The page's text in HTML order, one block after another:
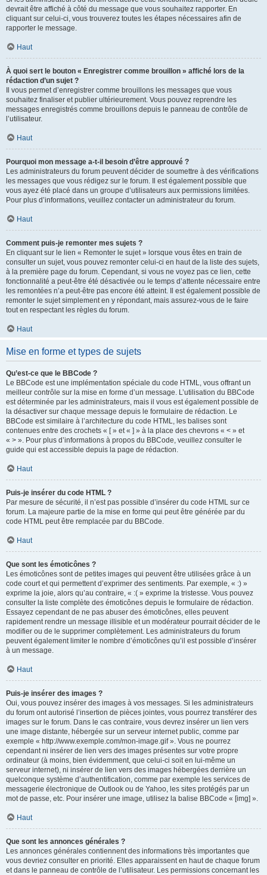
devrait être affiché à côté du message que vous souhaitez rapporter. En
cliquant sur celui-ci, vous trouverez toutes les étapes nécessaires afin de
rapporter le message.
Haut
À quoi sert le bouton « Enregistrer comme brouillon » affiché lors de la
rédaction d’un sujet ?
Il vous permet d’enregistrer comme brouillons les messages que vous
souhaitez finaliser et publier ultérieurement. Vous pouvez reprendre les
messages enregistrés comme brouillons depuis le panneau de contrôle de
l’utilisateur.
Haut
Pourquoi mon message a-t-il besoin d’être approuvé ?
Les administrateurs du forum peuvent décider de soumettre à des vérifications
les messages que vous rédigez sur le forum. Il est également possible que
vous ayez été placé dans un groupe d’utilisateurs aux permissions limitées.
Pour plus d’informations, veuillez contacter un administrateur du forum.
Haut
Comment puis-je remonter mes sujets ?
En cliquant sur le lien « Remonter le sujet » lorsque vous êtes en train de
consulter un sujet, vous pouvez remonter celui-ci en haut de la liste des sujets,
à la première page du forum. Cependant, si vous ne voyez pas ce lien, cette
fonctionnalité a peut-être été désactivée ou le temps d’attente nécessaire entre
les remontées n’a peut-être pas encore été atteint. Il est également possible de
remonter le sujet simplement en y répondant, mais assurez-vous de le faire
tout en respectant les règles du forum.
Haut
Mise en forme et types de sujets
Qu’est-ce que le BBCode ?
Le BBCode est une implémentation spéciale du code HTML, vous offrant un
meilleur contrôle sur la mise en forme d’un message. L’utilisation du BBCode
est déterminée par les administrateurs, mais il vous est également possible de
la désactiver sur chaque message depuis le formulaire de rédaction. Le
BBCode est similaire à l’architecture du code HTML, les balises sont
contenues entre des crochets « [ » et « ] » à la place des chevrons « < » et
« > ». Pour plus d’informations à propos du BBCode, veuillez consulter le
guide qui est accessible depuis la page de rédaction.
Haut
Puis-je insérer du code HTML ?
Par mesure de sécurité, il n’est pas possible d’insérer du code HTML sur ce
forum. La majeure partie de la mise en forme qui peut être générée par du
code HTML peut être remplacée par du BBCode.
Haut
Que sont les émoticônes ?
Les émoticônes sont de petites images qui peuvent être utilisées grâce à un
code court et qui permettent d’exprimer des sentiments. Par exemple, « :) »
exprime la joie, alors qu’au contraire, « :( » exprime la tristesse. Vous pouvez
consulter la liste complète des émoticônes depuis le formulaire de rédaction.
Essayez cependant de ne pas abuser des émoticônes, elles peuvent
rapidement rendre un message illisible et un modérateur pourrait décider de le
modifier ou de le supprimer complètement. Les administrateurs du forum
peuvent également limiter le nombre d’émoticônes qu’il est possible d’insérer
à un message.
Haut
Puis-je insérer des images ?
Oui, vous pouvez insérer des images à vos messages. Si les administrateurs
du forum ont autorisé l’insertion de pièces jointes, vous pourrez transférer des
images sur le forum. Dans le cas contraire, vous devrez insérer un lien vers
une image distante, hébergée sur un serveur internet public, comme par
exemple « http://www.exemple.com/mon-image.gif ». Vous ne pourrez
cependant ni insérer de lien vers des images présentes sur votre propre
ordinateur (à moins, bien évidemment, que celui-ci soit en lui-même un
serveur internet), ni insérer de lien vers des images hébergées derrière un
quelconque système d’authentification, comme par exemple les services de
messagerie électronique de Outlook ou de Yahoo, les sites protégés par un
mot de passe, etc. Pour insérer une image, utilisez la balise BBCode « [img] ».
Haut
Que sont les annonces générales ?
Les annonces générales contiennent des informations très importantes que
vous devriez consulter en priorité. Elles apparaissent en haut de chaque forum
et dans le panneau de contrôle de l’utilisateur. Les permissions concernant les